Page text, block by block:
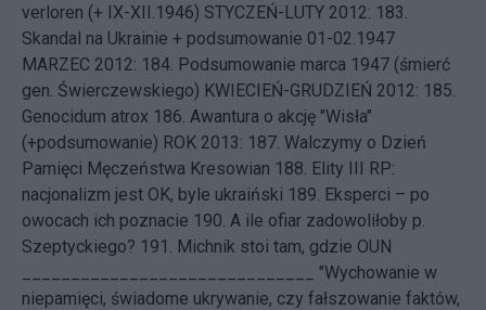
verloren (+ IX-XII.1946) STYCZEŃ-LUTY 2012: 183.
Skandal na Ukrainie + podsumowanie 01-02.1947
MARZEC 2012: 184. Podsumowanie marca 1947 (śmierć
gen. Świerczewskiego) KWIECIEŃ-GRUDZIEŃ 2012: 185.
Genocidum atrox 186. Awantura o akcję "Wisła"
(+podsumowanie) ROK 2013: 187. Walczymy o Dzień
Pamięci Męczeństwa Kresowian 188. Elity III RP:
nacjonalizm jest OK, byle ukraiński 189. Eksperci – po
owocach ich poznacie 190. A ile ofiar zadowoliłoby p.
Szeptyckiego? 191.
Michnik stoi tam, gdzie OUN
______________________________ "Wychowanie w
niepamięci, świadome ukrywanie, czy fałszowanie faktów,